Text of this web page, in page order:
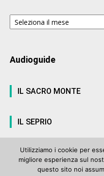
Archivi
Audioguide
IL SACRO MONTE
IL SEPRIO
© ArteVarese.com by Wtv S.r.l.- ©
Utilizziamo i cookie per
migliore esperienza sul
questo sito noi